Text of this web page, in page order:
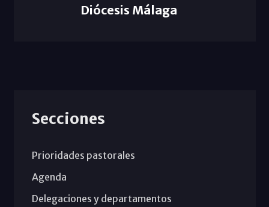
Diócesis Málaga
Secciones
Prioridades pastorales
Agenda
Delegaciones y departamentos